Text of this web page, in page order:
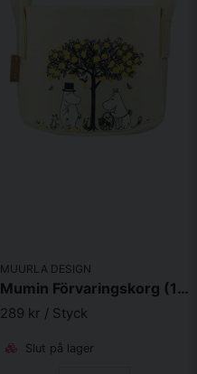
MUURLA DESIGN
Mumin Förvaringskorg (17l Apples)
289 kr / Styck
Slut på lager